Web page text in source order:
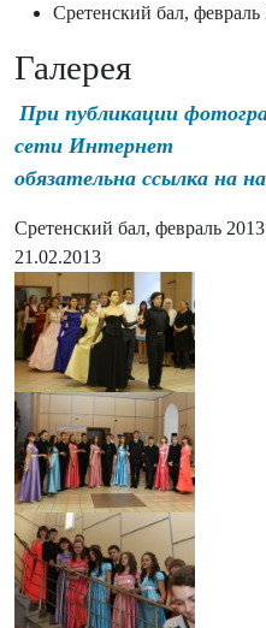
Сретенский бал, февраль
Галерея
При публикации
сети Интернет
обязательна ссылка на
Сретенский бал, февраль 2013
21.02.2013